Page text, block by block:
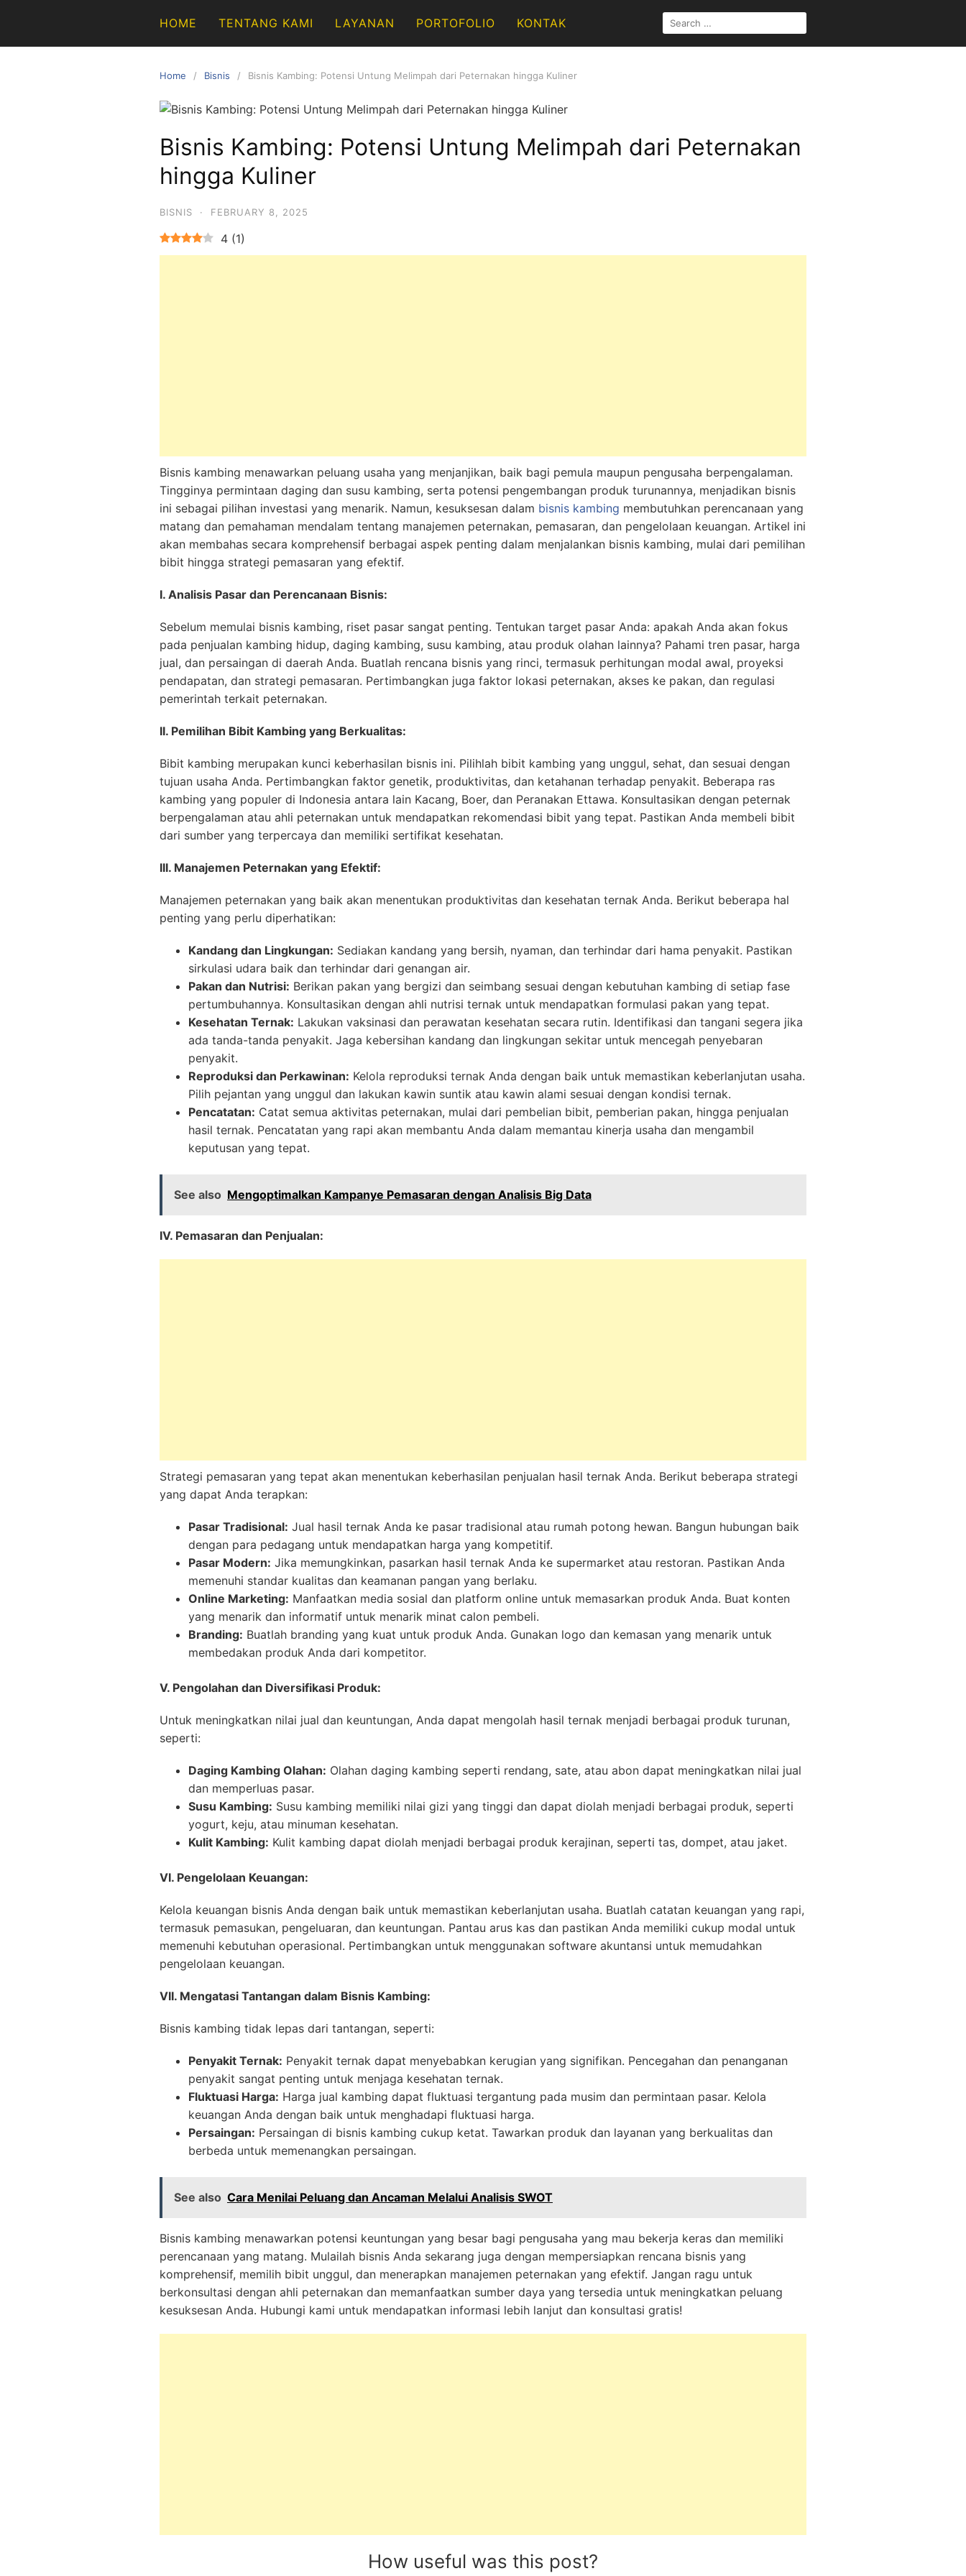
content
HOME TENTANG KAMI LAYANAN PORTOFOLIO KONTAK
SEARCH
FOR:
Home Bisnis Bisnis Kambing: Potensi Untung Melimpah dari Peternakan hingga Kuliner
Bisnis Kambing: Potensi Untung Melimpah dari Peternakan
hingga Kuliner
BISNIS · FEBRUARY 8, 2025
4 (1)
Bisnis kambing menawarkan peluang usaha yang menjanjikan, baik bagi pemula maupun pengusaha berpengalaman.
Tingginya permintaan daging dan susu kambing, serta potensi pengembangan produk turunannya, menjadikan bisnis
ini sebagai pilihan investasi yang menarik. Namun, kesuksesan dalam bisnis kambing membutuhkan perencanaan yang
matang dan pemahaman mendalam tentang manajemen peternakan, pemasaran, dan pengelolaan keuangan. Artikel ini
akan membahas secara komprehensif berbagai aspek penting dalam menjalankan bisnis kambing, mulai dari pemilihan
bibit hingga strategi pemasaran yang efektif.
I. Analisis Pasar dan Perencanaan Bisnis:
Sebelum memulai bisnis kambing, riset pasar sangat penting. Tentukan target pasar Anda: apakah Anda akan fokus
pada penjualan kambing hidup, daging kambing, susu kambing, atau produk olahan lainnya? Pahami tren pasar, harga
jual, dan persaingan di daerah Anda. Buatlah rencana bisnis yang rinci, termasuk perhitungan modal awal, proyeksi
pendapatan, dan strategi pemasaran. Pertimbangkan juga faktor lokasi peternakan, akses ke pakan, dan regulasi
pemerintah terkait peternakan.
II. Pemilihan Bibit Kambing yang Berkualitas:
Bibit kambing merupakan kunci keberhasilan bisnis ini. Pilihlah bibit kambing yang unggul, sehat, dan sesuai dengan
tujuan usaha Anda. Pertimbangkan faktor genetik, produktivitas, dan ketahanan terhadap penyakit. Beberapa ras
kambing yang populer di Indonesia antara lain Kacang, Boer, dan Peranakan Ettawa. Konsultasikan dengan peternak
berpengalaman atau ahli peternakan untuk mendapatkan rekomendasi bibit yang tepat. Pastikan Anda membeli bibit
dari sumber yang terpercaya dan memiliki sertifikat kesehatan.
III. Manajemen Peternakan yang Efektif:
Manajemen peternakan yang baik akan menentukan produktivitas dan kesehatan ternak Anda. Berikut beberapa hal
penting yang perlu diperhatikan:
Kandang dan Lingkungan: Sediakan kandang yang bersih, nyaman, dan terhindar dari hama penyakit. Pastikan
sirkulasi udara baik dan terhindar dari genangan air.
Pakan dan Nutrisi: Berikan pakan yang bergizi dan seimbang sesuai dengan kebutuhan kambing di setiap fase
pertumbuhannya. Konsultasikan dengan ahli nutrisi ternak untuk mendapatkan formulasi pakan yang tepat.
Kesehatan Ternak: Lakukan vaksinasi dan perawatan kesehatan secara rutin. Identifikasi dan tangani segera jika
ada tanda-tanda penyakit. Jaga kebersihan kandang dan lingkungan sekitar untuk mencegah penyebaran
penyakit.
Reproduksi dan Perkawinan: Kelola reproduksi ternak Anda dengan baik untuk memastikan keberlanjutan usaha.
Pilih pejantan yang unggul dan lakukan kawin suntik atau kawin alami sesuai dengan kondisi ternak.
Pencatatan: Catat semua aktivitas peternakan, mulai dari pembelian bibit, pemberian pakan, hingga penjualan
hasil ternak. Pencatatan yang rapi akan membantu Anda dalam memantau kinerja usaha dan mengambil
keputusan yang tepat.
See also Mengoptimalkan Kampanye Pemasaran dengan Analisis Big Data
IV. Pemasaran dan Penjualan:
Strategi pemasaran yang tepat akan menentukan keberhasilan penjualan hasil ternak Anda. Berikut beberapa strategi
yang dapat Anda terapkan:
Pasar Tradisional: Jual hasil ternak Anda ke pasar tradisional atau rumah potong hewan. Bangun hubungan baik
dengan para pedagang untuk mendapatkan harga yang kompetitif.
Pasar Modern: Jika memungkinkan, pasarkan hasil ternak Anda ke supermarket atau restoran. Pastikan Anda
memenuhi standar kualitas dan keamanan pangan yang berlaku.
Online Marketing: Manfaatkan media sosial dan platform online untuk memasarkan produk Anda. Buat konten
yang menarik dan informatif untuk menarik minat calon pembeli.
Branding: Buatlah branding yang kuat untuk produk Anda. Gunakan logo dan kemasan yang menarik untuk
membedakan produk Anda dari kompetitor.
V. Pengolahan dan Diversifikasi Produk:
Untuk meningkatkan nilai jual dan keuntungan, Anda dapat mengolah hasil ternak menjadi berbagai produk turunan,
seperti:
Daging Kambing Olahan: Olahan daging kambing seperti rendang, sate, atau abon dapat meningkatkan nilai jual
dan memperluas pasar.
Susu Kambing: Susu kambing memiliki nilai gizi yang tinggi dan dapat diolah menjadi berbagai produk, seperti
yogurt, keju, atau minuman kesehatan.
Kulit Kambing: Kulit kambing dapat diolah menjadi berbagai produk kerajinan, seperti tas, dompet, atau jaket.
VI. Pengelolaan Keuangan:
Kelola keuangan bisnis Anda dengan baik untuk memastikan keberlanjutan usaha. Buatlah catatan keuangan yang rapi,
termasuk pemasukan, pengeluaran, dan keuntungan. Pantau arus kas dan pastikan Anda memiliki cukup modal untuk
memenuhi kebutuhan operasional. Pertimbangkan untuk menggunakan software akuntansi untuk memudahkan
pengelolaan keuangan.
VII. Mengatasi Tantangan dalam Bisnis Kambing:
Bisnis kambing tidak lepas dari tantangan, seperti:
Penyakit Ternak: Penyakit ternak dapat menyebabkan kerugian yang signifikan. Pencegahan dan penanganan
penyakit sangat penting untuk menjaga kesehatan ternak.
Fluktuasi Harga: Harga jual kambing dapat fluktuasi tergantung pada musim dan permintaan pasar. Kelola
keuangan Anda dengan baik untuk menghadapi fluktuasi harga.
Persaingan: Persaingan di bisnis kambing cukup ketat. Tawarkan produk dan layanan yang berkualitas dan
berbeda untuk memenangkan persaingan.
See also Cara Menilai Peluang dan Ancaman Melalui Analisis SWOT
Bisnis kambing menawarkan potensi keuntungan yang besar bagi pengusaha yang mau bekerja keras dan memiliki
perencanaan yang matang. Mulailah bisnis Anda sekarang juga dengan mempersiapkan rencana bisnis yang
komprehensif, memilih bibit unggul, dan menerapkan manajemen peternakan yang efektif. Jangan ragu untuk
berkonsultasi dengan ahli peternakan dan memanfaatkan sumber daya yang tersedia untuk meningkatkan peluang
kesuksesan Anda. Hubungi kami untuk mendapatkan informasi lebih lanjut dan konsultasi gratis!
How useful was this post?